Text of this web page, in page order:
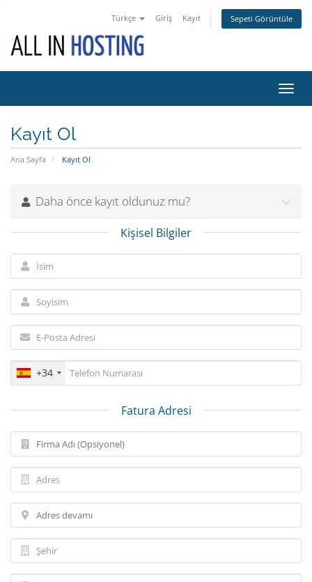
Türkçe Giriş Kayıt Sepeti Görüntüle
Kayıt Ol
Ana Sayfa Kayıt Ol
Daha önce kayıt oldunuz mu?
Kişisel Bilgiler
+34
Fatura Adresi